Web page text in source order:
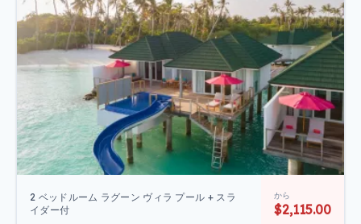
2 ベッドルーム ラグーン ヴィラ プール + スラ
イダー付
から
$2,115.00